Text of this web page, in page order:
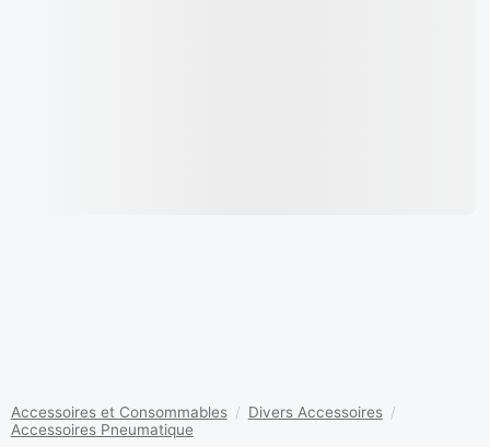
Accessoires et Consommables / Divers Accessoires /
Accessoires Pneumatique